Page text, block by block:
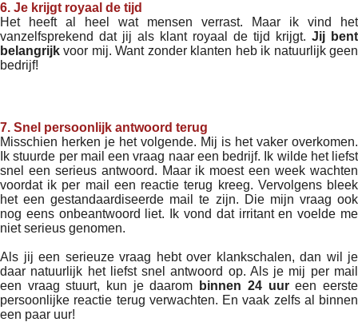
6. Je krijgt royaal de tijd
Het heeft al heel wat mensen verrast. Maar ik vind het
vanzelfsprekend dat jij als klant royaal de tijd krijgt. Jij bent
belangrijk voor mij. Want zonder klanten heb ik natuurlijk geen
bedrijf!
7. Snel persoonlijk antwoord terug
Misschien herken je het volgende. Mij is het vaker overkomen.
Ik stuurde per mail een vraag naar een bedrijf. Ik wilde het liefst
snel een serieus antwoord. Maar ik moest een week wachten
voordat ik per mail een reactie terug kreeg. Vervolgens bleek
het een gestandaardiseerde mail te zijn. Die mijn vraag ook
nog eens onbeantwoord liet. Ik vond dat irritant en voelde me
niet serieus genomen.
Als jij een serieuze vraag hebt over klankschalen, dan wil je
daar natuurlijk het liefst snel antwoord op. Als je mij per mail
een vraag stuurt, kun je daarom
binnen 24 uureen eerste
persoonlijke reactie terug verwachten. En vaak zelfs al binnen
een paar uur!